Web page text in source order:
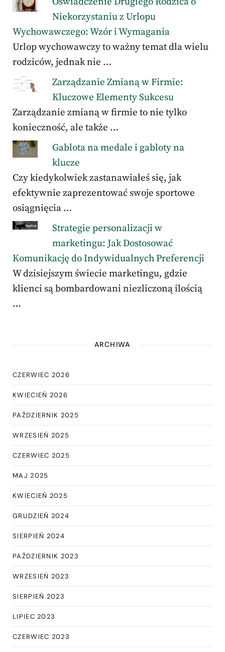
Niekorzystaniu z Urlopu
Wychowawczego: Wzór i Wymagania
Urlop wychowawczy to ważny temat dla wielu
rodziców, jednak nie …
Zarządzanie Zmianą w Firmie:
Kluczowe Elementy Sukcesu
Zarządzanie zmianą w firmie to nie tylko
konieczność, ale także …
Gablota na medale i gabloty na
klucze
Czy kiedykolwiek zastanawiałeś się, jak
efektywnie zaprezentować swoje sportowe
osiągnięcia …
Strategie personalizacji w
marketingu: Jak Dostosować
Komunikację do Indywidualnych Preferencji
W dzisiejszym świecie marketingu, gdzie
klienci są bombardowani niezliczoną ilością
…
ARCHIWA
CZERWIEC 2026
KWIECIEŃ 2026
PAŹDZIERNIK 2025
WRZESIEŃ 2025
CZERWIEC 2025
MAJ 2025
KWIECIEŃ 2025
GRUDZIEŃ 2024
SIERPIEŃ 2024
PAŹDZIERNIK 2023
WRZESIEŃ 2023
SIERPIEŃ 2023
LIPIEC 2023
CZERWIEC 2023